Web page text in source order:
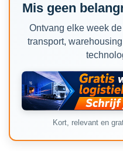
Mis geen
Ontvang elke week
transport,
Kort, relevant en